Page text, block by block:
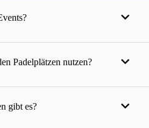
Padelplätzen nutzen?
gibt es?